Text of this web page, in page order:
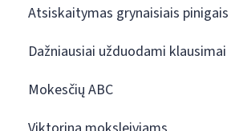
Atsiskaitymas grynaisiais pinigais
Dažniausiai užduodami klausimai
Mokesčių ABC